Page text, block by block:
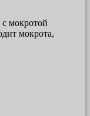
мокротой
мокрота,